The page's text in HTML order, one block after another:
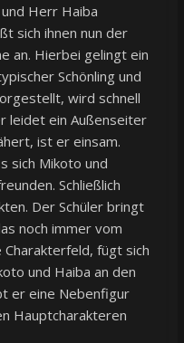
Herr Haiba
sich ihnen nun der
an. Hierbei gelingt ein
Schönling und
wird schnell
leidet ein Außenseiter
ist er einsam.
sich Mikoto und
Schließlich
Der Schüler bringt
noch immer vom
fügt sich
und Haiba an den
er eine Nebenfigur
Hauptcharakteren